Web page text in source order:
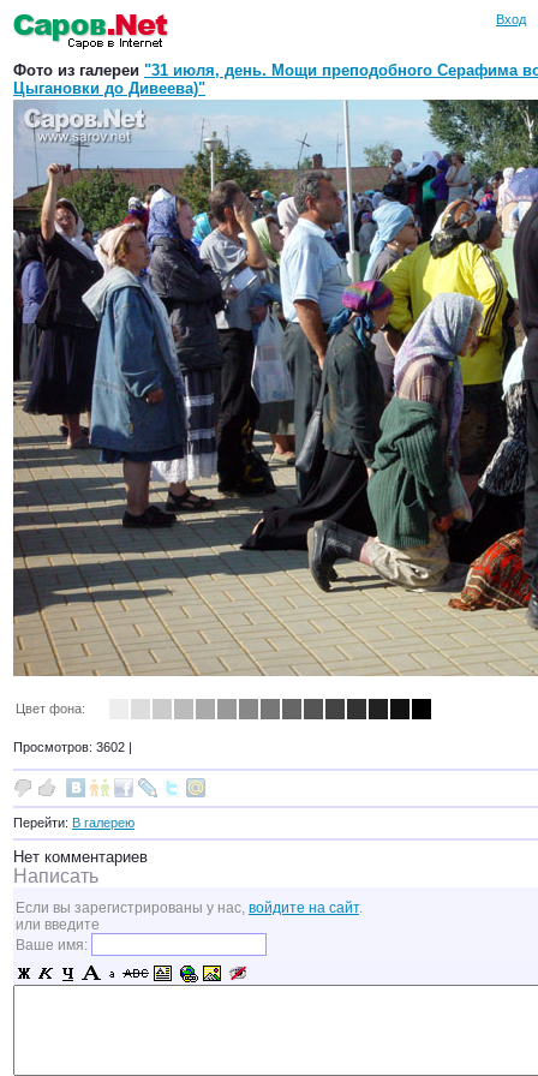
Вход
Фото из галереи "31 июля, день. Мощи преподобного Серафима
Цыгановки до Дивеева)"
Цвет фона:
Просмотров: 3602 |
Перейти: В галерею
Нет комментариев
Написать
Если вы зарегистрированы у нас, войдите на сайт.
или введите
Ваше имя: